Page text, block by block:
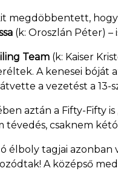
megdöbbentett,
(k: Oroszlán Péter)
Team (k: Kaiser
A kenesei bóját
a vezetést a 13-
aztán a Fifty-Fifty
tévedés, csaknem
élboly tagjai
A középső